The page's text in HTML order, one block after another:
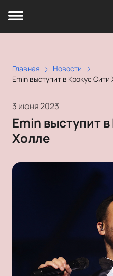
Главная
Новости
Emin выступит в Крокус Сити
3 июня 2023
Emin выступит
Холле